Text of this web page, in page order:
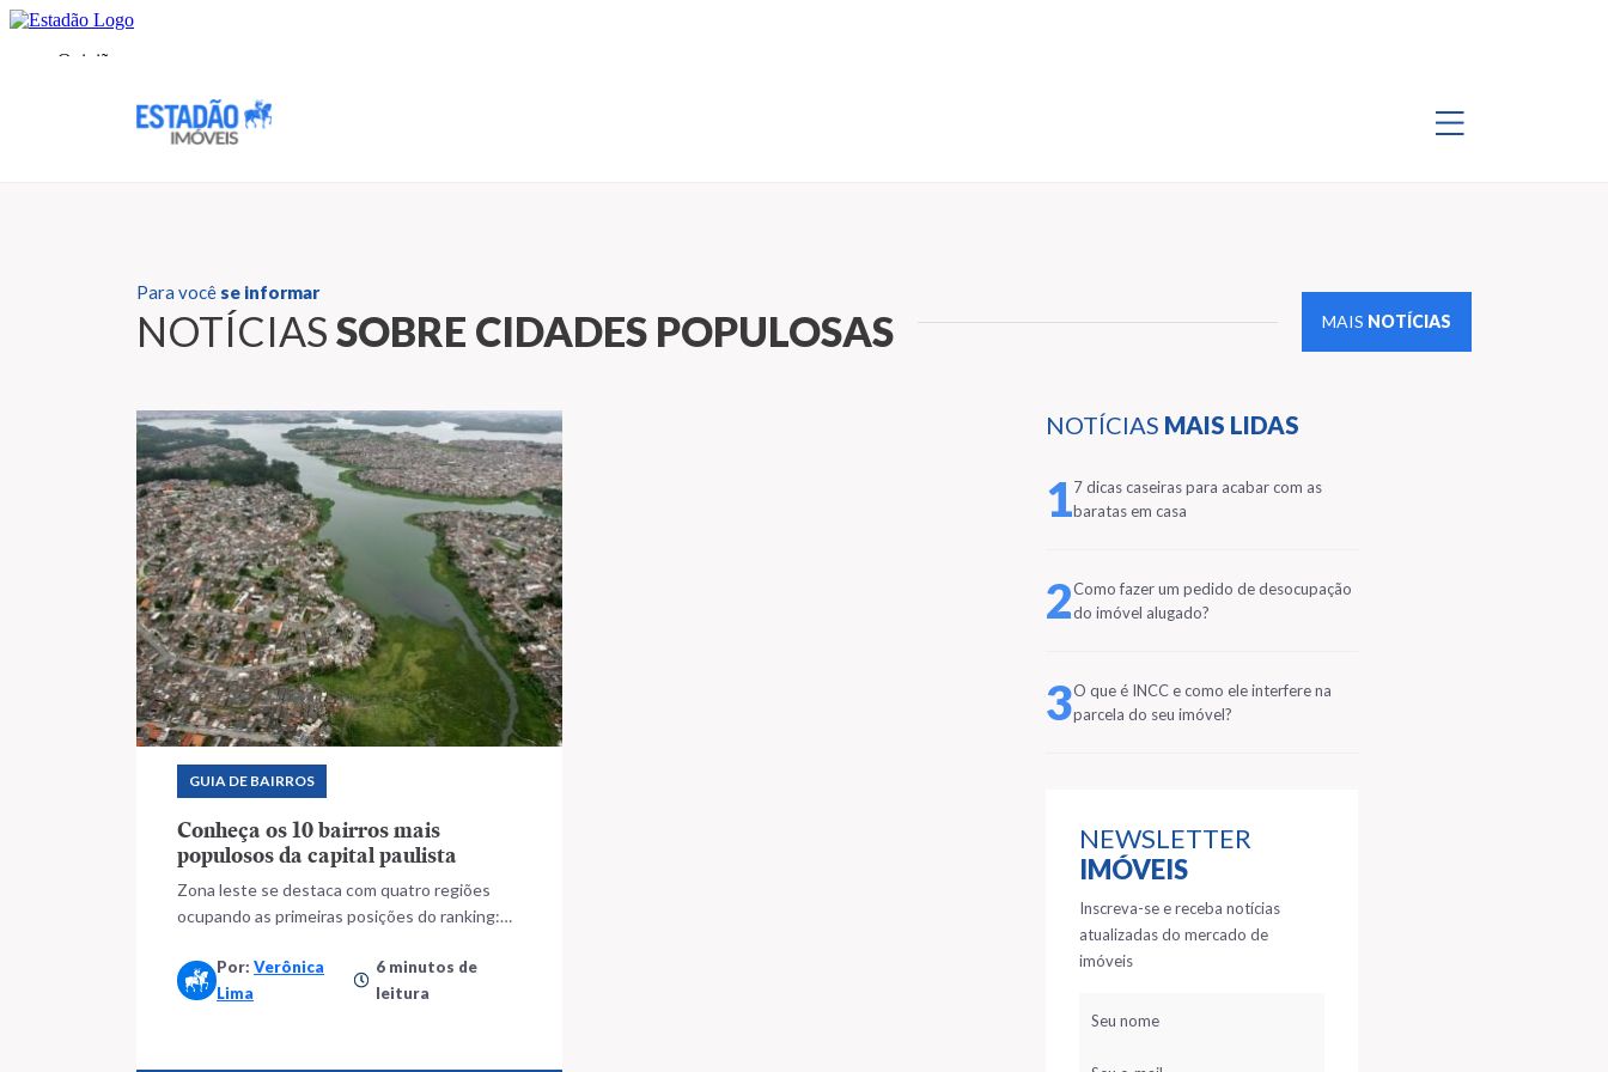
Para você se informar
NOTÍCIASSOBRE CIDADES POPULOSAS MAIS NOTÍCIAS
NOTÍCIAS MAIS LIDAS
17 dicas caseiras para acabar com as
baratas em casa
2Como fazer um pedido de desocupação
do imóvel alugado?
3O que é INCC e como ele interfere na
parcela do seu imóvel?
NEWSLETTER
IMÓVEIS
Inscreva-se e receba notícias
atualizadas do mercado de
imóveis
GUIA DE BAIRROS
Conheça os 10 bairros mais
populosos da capital paulista
Zona leste se destaca com quatro regiões
ocupando as primeiras posições do ranking:
Grajaú (3°) e Jardim Miriam (5°)
Por: Verônica
Lima
6 minutos de
leitura